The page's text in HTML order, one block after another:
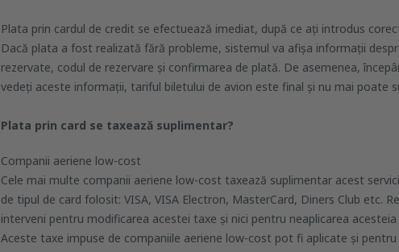
Plata prin cardul de credit se efectuează imediat, după ce ați introdus
Dacă plata a fost realizată fără probleme, sistemul va afișa informații
rezervate, codul de rezervare și confirmarea de plată. De asemenea,
vedeți aceste informații, tariful biletului de avion este final și nu mai poate
Plata prin card se taxează suplimentar?
Companii aeriene low-cost
Cele mai multe companii aeriene low-cost taxează suplimentar acest
de tipul de card folosit: VISA, VISA Electron, MasterCard, Diners Club etc.
interveni pentru modificarea acestei taxe și nici pentru neaplicarea
Aceste taxe impuse de companiile aeriene low-cost pot fi aplicate și